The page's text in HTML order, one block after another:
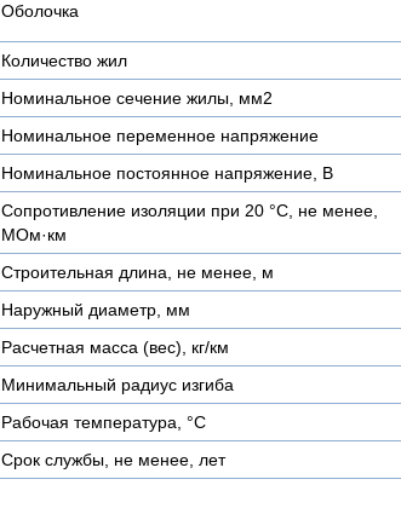
Оболочка
Количество жил
Номинальное сечение жилы, мм2
Номинальное переменное напряжение
Номинальное постоянное напряжение, В
Сопротивление изоляции при 20 °С, не менее,
МОм·км
Строительная длина, не менее, м
Наружный диаметр, мм
Расчетная масса (вес), кг/км
Минимальный радиус изгиба
Рабочая температура, °C
Срок службы, не менее, лет